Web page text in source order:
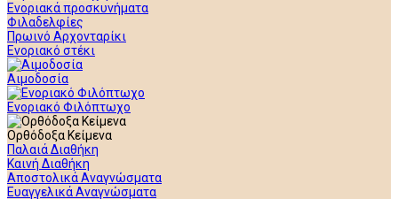
Ενοριακά προσκυνήματα
Φιλαδελφίες
Πρωινό Αρχονταρίκι
Ενοριακό στέκι
Αιμοδοσία
Ενοριακό Φιλόπτωχο
Ορθόδοξα Κείμενα
Παλαιά Διαθήκη
Καινή Διαθήκη
Αποστολικά Αναγνώσματα
Ευαγγελικά Αναγνώσματα